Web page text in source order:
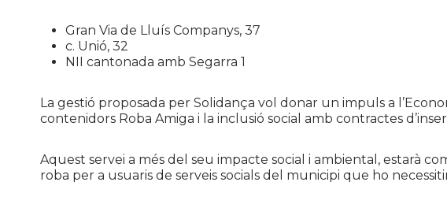
Gran Via de Lluís Companys, 37
c. Unió, 32
NII cantonada amb Segarra 1
La gestió proposada per Solidança vol donar un impuls a
contenidors Roba Amiga i la inclusió social amb contractes
Aquest servei a més del seu impacte social i ambiental, estarà
roba per a usuaris de serveis socials del municipi que ho